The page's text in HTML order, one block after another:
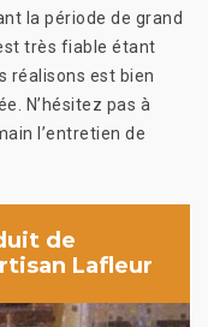
la période de grand
très fiable étant
réalisons est bien
N’hésitez pas à
l’entretien de
de
Lafleur